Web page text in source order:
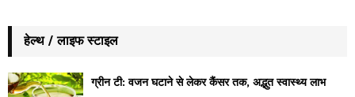
हेल्थ / लाइफ स्टाइल
ग्रीन टी: वजन घटाने से लेकर कैंसर तक, अद्भुत स्वास्थ्य लाभ